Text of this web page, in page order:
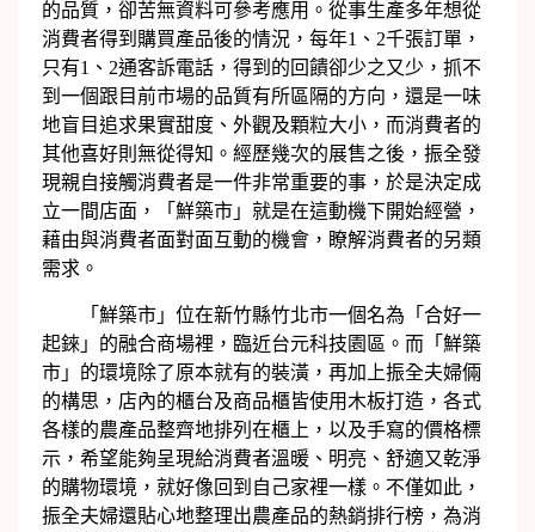
的品質，卻苦無資料可參考應用。從事生產多年想從
消費者得到購買產品後的情況，每年1、2千張訂單，
只有1、2通客訴電話，得到的回饋卻少之又少，抓不
到一個跟目前市場的品質有所區隔的方向，還是一味
地盲目追求果實甜度、外觀及顆粒大小，而消費者的
其他喜好則無從得知。經歷幾次的展售之後，振全發
現親自接觸消費者是一件非常重要的事，於是決定成
立一間店面，「鮮築市」就是在這動機下開始經營，
藉由與消費者面對面互動的機會，瞭解消費者的另類
需求。
「鮮築市」位在新竹縣竹北市一個名為「合好一
起錸」的融合商場裡，臨近台元科技園區。而「鮮築
市」的環境除了原本就有的裝潢，再加上振全夫婦倆
的構思，店內的櫃台及商品櫃皆使用木板打造，各式
各樣的農產品整齊地排列在櫃上，以及手寫的價格標
示，希望能夠呈現給消費者溫暖、明亮、舒適又乾淨
的購物環境，就好像回到自己家裡一樣。不僅如此，
振全夫婦還貼心地整理出農產品的熱銷排行榜，為消